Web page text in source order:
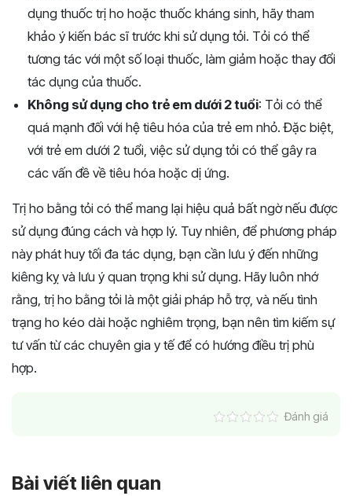
dụng thuốc trị ho hoặc thuốc kháng sinh, hãy tham
khảo ý kiến bác sĩ trước khi sử dụng tỏi. Tỏi có thể
tương tác với một số loại thuốc, làm giảm hoặc thay đổi
tác dụng của thuốc.
Không sử dụng cho trẻ em dưới 2 tuổi: Tỏi có thể
quá mạnh đối với hệ tiêu hóa của trẻ em nhỏ. Đặc biệt,
với trẻ em dưới 2 tuổi, việc sử dụng tỏi có thể gây ra
các vấn đề về tiêu hóa hoặc dị ứng.
Trị ho bằng tỏi có thể mang lại hiệu quả bất ngờ nếu được
sử dụng đúng cách và hợp lý. Tuy nhiên, để phương pháp
này phát huy tối đa tác dụng, bạn cần lưu ý đến những
kiêng kỵ và lưu ý quan trọng khi sử dụng. Hãy luôn nhớ
rằng, trị ho bằng tỏi là một giải pháp hỗ trợ, và nếu tình
trạng ho kéo dài hoặc nghiêm trọng, bạn nên tìm kiếm sự
tư vấn từ các chuyên gia y tế để có hướng điều trị phù
hợp.
Đánh giá
Bài viết liên quan